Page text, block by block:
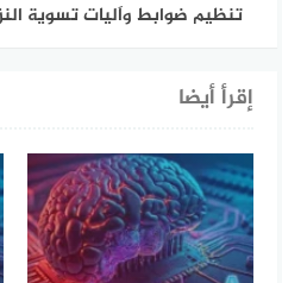
تنظيم ضوابط واَليات تسوية
إقرأ أيضا